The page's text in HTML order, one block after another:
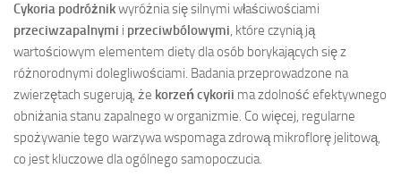
Cykoria podróżnikwyróżnia się silnymi właściwościami
przeciwzapalnymi i przeciwbólowymi, które czynią ją
wartościowym elementem diety dla osób borykających się z
różnorodnymi dolegliwościami. Badania przeprowadzone na
zwierzętach sugerują, że korzeń cykorii ma zdolność efektywnego
obniżania stanu zapalnego w organizmie. Co więcej, regularne
spożywanie tego warzywa wspomaga zdrową mikroflorę jelitową,
co jest kluczowe dla ogólnego samopoczucia.